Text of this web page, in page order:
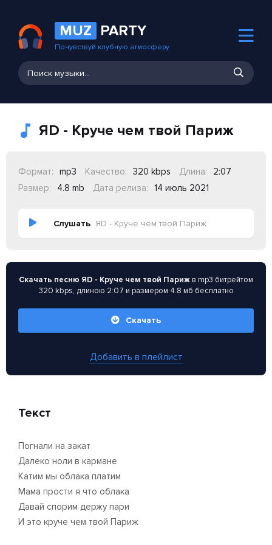
MUZ PARTY
Почувствуй клубную атмосферу
ЯD - Круче чем твой Париж
Формат: mp3 Качество: 320 kbps Длина:
2:07
Размер:
4.8 mb Дата релиза: 14 июль 2021
Слушать ЯD - Круче чем твой Париж
Скачать песню ЯD - Круче чем твой Париж в mp3 битрейтом
320 kbps, длиною 2:07 и размером 4.8 мб бесплатно
Скачать
Добавить в плейлист
Текст
Погнали на закат
Далеко ноли в кармане
Катим мы облака платим
Мама прости я что облака
Давай спорим держу пари
И это круче чем твой Париж